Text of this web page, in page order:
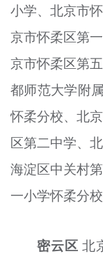
小学、北京市
京市怀柔区第
京市怀柔区第
都师范大学附
怀柔分校、北
区第二中学、
海淀区中关村
一小学怀柔分校
密云区 北